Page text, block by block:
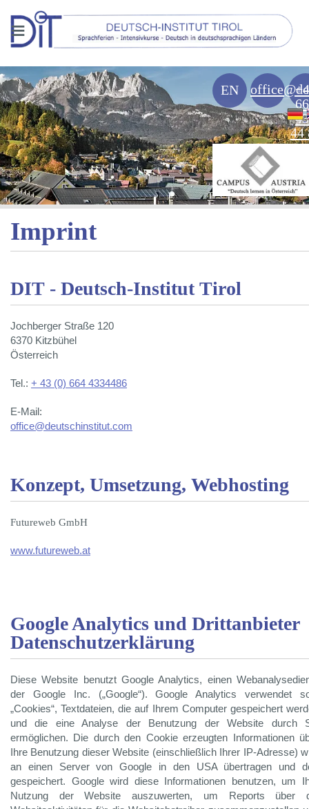
≡
44
EN
Imprint
DIT - Deutsch-Institut Tirol
Jochberger Straße 120
6370 Kitzbühel
Österreich
Tel.: + 43 (0) 664 4334486
E-Mail:
office@deutschinstitut.com
Konzept, Umsetzung, Webhosting
Futureweb GmbH
www.futureweb.at
Google Analytics und Drittanbieter
Datenschutzerklärung
Diese Website benutzt Google Analytics, einen
der Google Inc. („Google“). Google Analytics verwendet
„Cookies“, Textdateien, die auf Ihrem Computer gespeichert
und die eine Analyse der Benutzung der Website durch
ermöglichen. Die durch den Cookie erzeugten Informationen
Ihre Benutzung dieser Website (einschließlich Ihrer IP-Adresse)
an einen Server von Google in den USA übertragen und
gespeichert. Google wird diese Informationen benutzen, um
Nutzung der Website auszuwerten, um Reports über